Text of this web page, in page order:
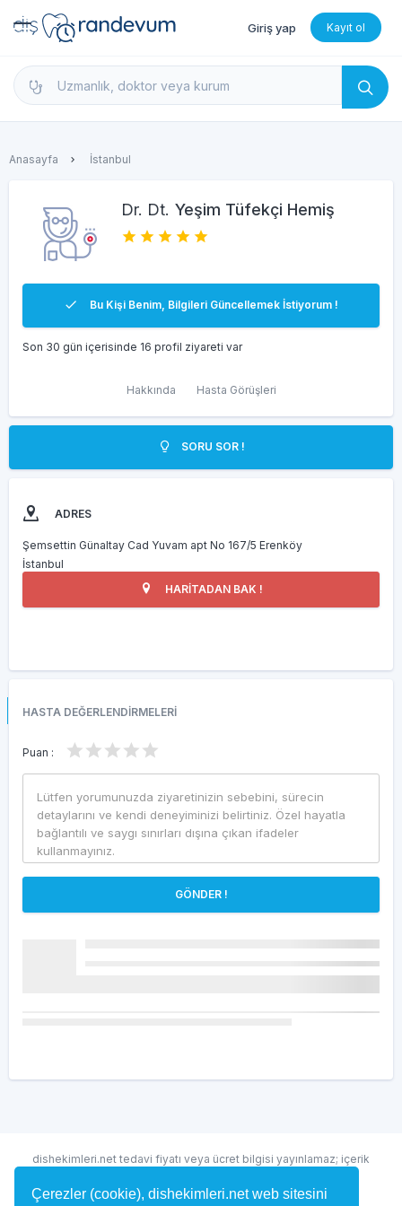
Çerezler (cookie), dishekimleri.net web sitesini
dishekimleri.net - Diş Hekimi Bul, Yorumları İncele
Giriş yap Kayıt ol
Anasayfa İstanbul
Dr. Dt. Yeşim Tüfekçi Hemiş
Bu Kişi Benim, Bilgileri Güncellemek İstiyorum !
Son 30 gün içerisinde 16 profil ziyareti var
Hakkında Hasta Görüşleri
SORU SOR !
ADRES
Şemsettin Günaltay Cad Yuvam apt No 167/5 Erenköy
İstanbul
HARİTADAN BAK !
HASTA DEĞERLENDİRMELERİ
Puan :
GÖNDER !
dishekimleri.net tedavi fiyatı veya ücret bilgisi yayınlamaz; içerik